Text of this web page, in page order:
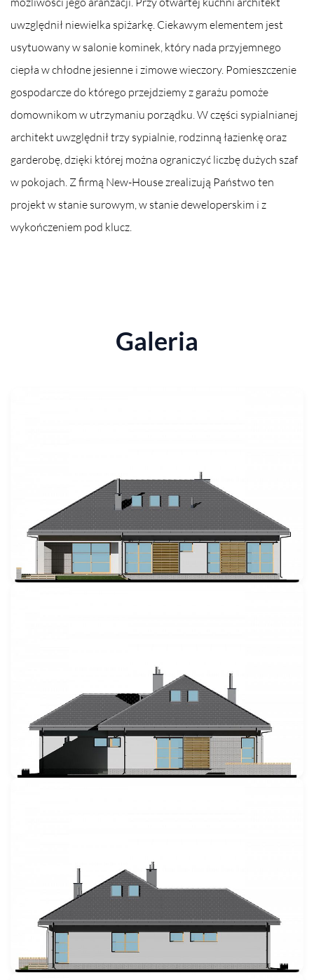
uwzględnił niewielka spiżarkę. Ciekawym elementem jest
usytuowany w salonie kominek, który nada przyjemnego
ciepła w chłodne jesienne i zimowe wieczory. Pomieszczenie
gospodarcze do którego przejdziemy z garażu pomoże
domownikom w utrzymaniu porządku. W części sypialnianej
architekt uwzględnił trzy sypialnie, rodzinną łazienkę oraz
garderobę, dzięki której można ograniczyć liczbę dużych szaf
w pokojach. Z firmą New-House zrealizują Państwo ten
projekt w stanie surowym, w stanie deweloperskim i z
wykończeniem pod klucz.
Galeria